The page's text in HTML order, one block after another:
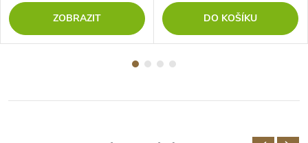
ZOBRAZIT DO KOŠÍKU